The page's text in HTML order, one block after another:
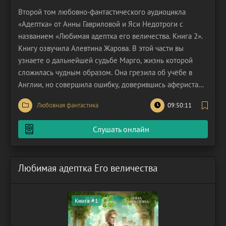
Второй том любовно-фантастического аудиоцикла
«Адептка» от Анны Гавриловой и Яси Недотроги с
названием «Любимая адептка его величества. Книга 2».
Книгу озвучила Алевтина Жарова. В этой части вы
узнаете о дальнейшей судьбе Марго, жизнь которой
сложилась чудным образом. Она грезила об учёбе в
Англии, но совершила ошибку, доверившись аферистам.
Героиня потеряла все деньги, влезла в долги и едва не
погрузилась в депрессию. Ситуацию спасла случайная
для Маргариты встреча с магом из другого мира.
Любовная фантастика 09:50:11
Слушать онлайн
Любимая адептка Его величества
Книга #1